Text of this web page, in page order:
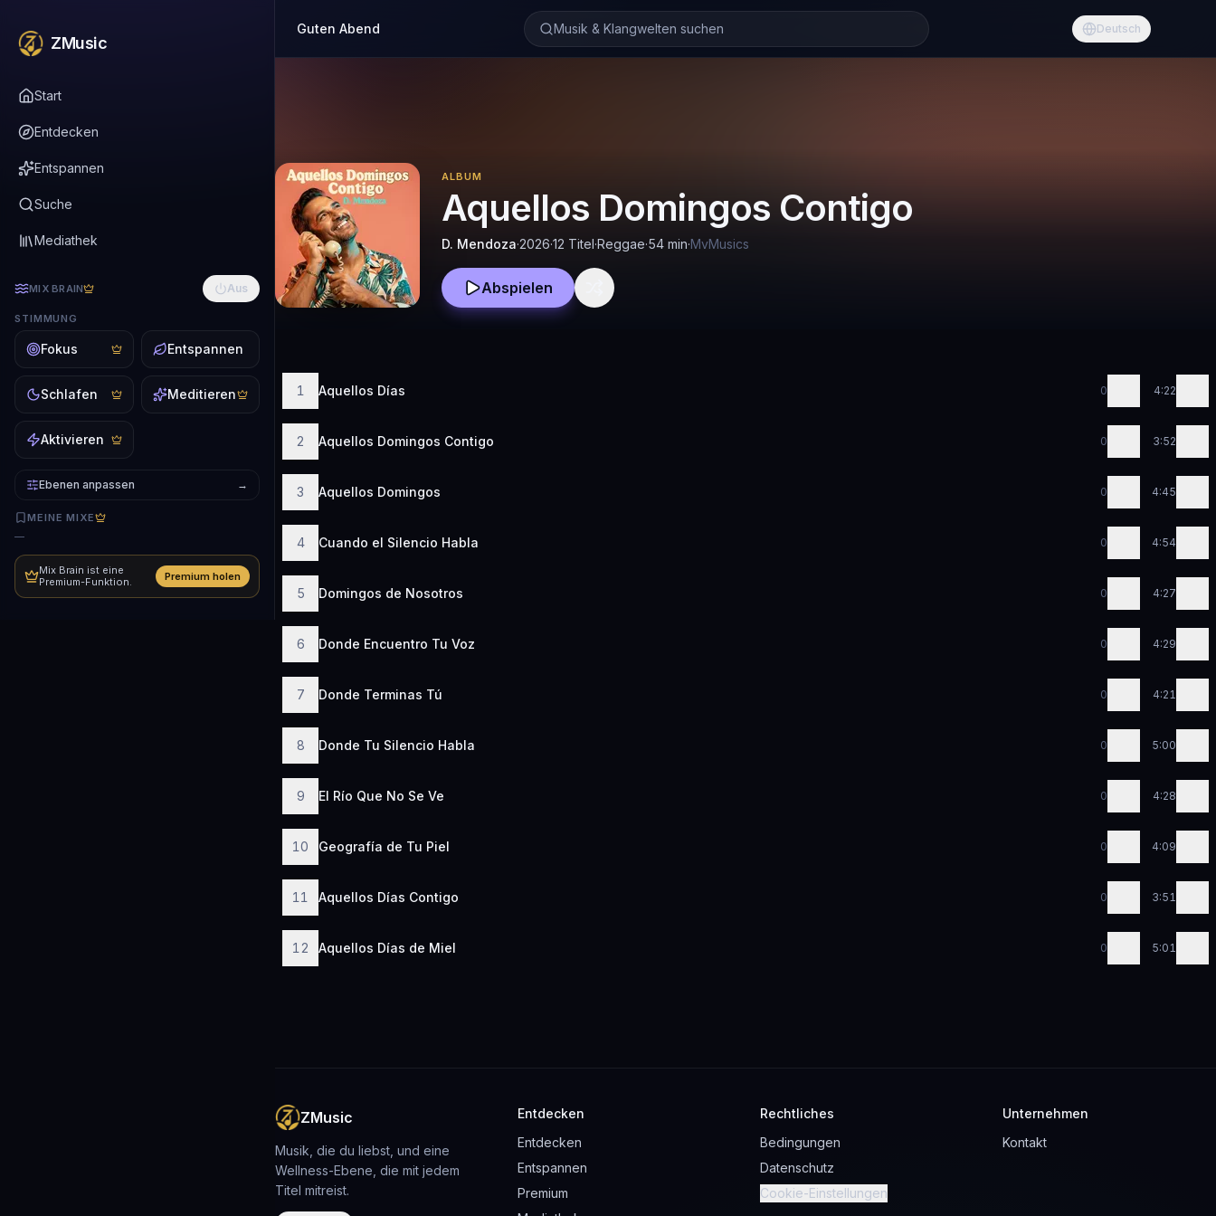
ZMusic
Start
Entdecken
Entspannen
Suche
Mediathek
MIX BRAIN Aus
STIMMUNG
Fokus Entspannen
Schlafen Meditieren
Aktivieren
Ebenen anpassen →
MEINE MIXE
—
Mix Brain ist eine
Premium-Funktion.
Premium holen
Guten Abend Musik & Klangwelten suchen Deutsch
ALBUM
Aquellos Domingos Contigo
D. Mendoza·2026·12 Titel·Reggae·54 min·MvMusics
Abspielen
1 Aquellos Días 0 4:22
2 Aquellos Domingos Contigo 0 3:52
3 Aquellos Domingos 0 4:45
4 Cuando el Silencio Habla 0 4:54
5 Domingos de Nosotros 0 4:27
6 Donde Encuentro Tu Voz 0 4:29
7 Donde Terminas Tú 0 4:21
8 Donde Tu Silencio Habla 0 5:00
9 El Río Que No Se Ve 0 4:28
10 Geografía de Tu Piel 0 4:09
11 Aquellos Días Contigo 0 3:51
12 Aquellos Días de Miel 0 5:01
ZMusic
Musik, die du liebst, und eine
Wellness-Ebene, die mit jedem
Titel mitreist.
Entdecken
Entdecken
Entspannen
Premium
Rechtliches
Bedingungen
Datenschutz
Cookie-Einstellungen
Unternehmen
Kontakt